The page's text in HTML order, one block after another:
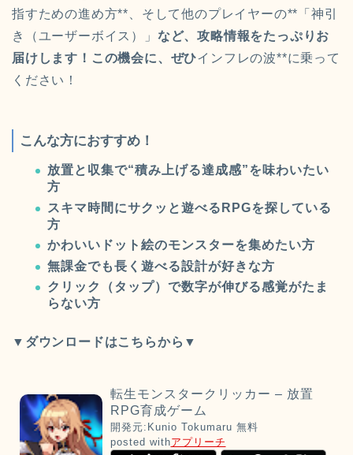
指すための進め方**、そして他のプレイヤーの**「神引
き（ユーザーボイス）」 など、攻略情報をたっぷりお
届けします！この機会に、ぜひインフレの波**に乗って
ください！
こんな方におすすめ！
放置と収集で“積み上げる達成感”を味わいたい
方
スキマ時間にサクッと遊べるRPGを探している
方
かわいいドット絵のモンスターを集めたい方
無課金でも長く遊べる設計が好きな方
クリック（タップ）で数字が伸びる感覚がたま
らない方
▼ダウンロードはこちらから▼
転生モンスタークリッカー – 放置
RPG育成ゲーム
開発元: Kunio Tokumaru 無料
posted withアプリーチ